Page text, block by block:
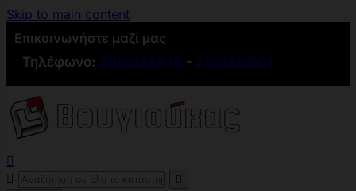
Skip to main content
Επικοινωνήστε μαζί μας
Τηλέφωνο: 2109836846 - 2109881501


